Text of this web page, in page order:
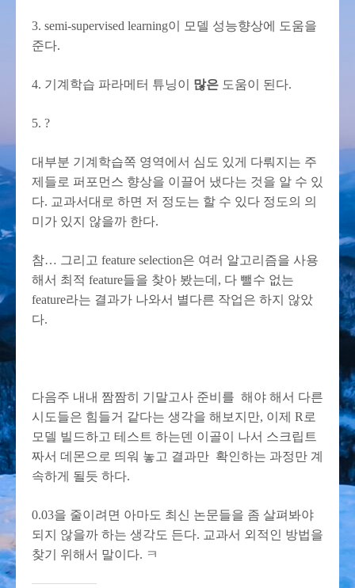
3. semi-supervised learning이 모델 성능향상에 도움을
준다.
4. 기계학습 파라메터 튜닝이 많은 도움이 된다.
5. ?
대부분 기계학습쪽 영역에서 심도 있게 다뤄지는 주
제들로 퍼포먼스 향상을 이끌어 냈다는 것을 알 수 있
다. 교과서대로 하면 저 정도는 할 수 있다 정도의 의
미가 있지 않을까 한다.
참… 그리고 feature selection은 여러 알고리즘을 사용
해서 최적 feature들을 찾아 봤는데, 다 뺄수 없는
feature라는 결과가 나와서 별다른 작업은 하지 않았
다.
다음주 내내 짬짬히 기말고사 준비를 해야 해서 다른
시도들은 힘들거 같다는 생각을 해보지만, 이제 R로
모델 빌드하고 테스트 하는덴 이골이 나서 스크립트
짜서 데몬으로 띄워 놓고 결과만 확인하는 과정만 계
속하게 될듯 하다.
0.03을 줄이려면 아마도 최신 논문들을 좀 살펴봐야
되지 않을까 하는 생각도 든다. 교과서 외적인 방법을
찾기 위해서 말이다. ㅋ